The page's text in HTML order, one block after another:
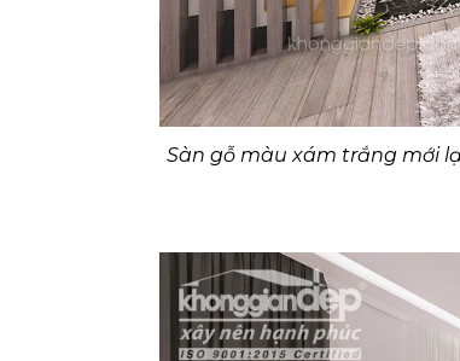
Sàn gỗ màu xám trắng mới